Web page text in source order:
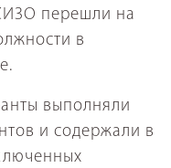
перешли на
в
выполняли
и содержали в